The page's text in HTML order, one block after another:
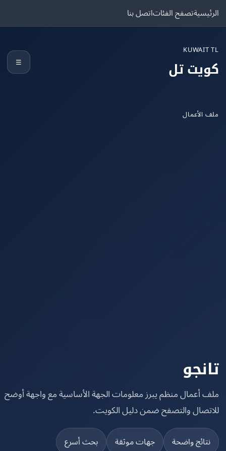
تصفح الفئاتاتصل بنا
تل
منظم يبرز معلومات الجهة الأساسية مع واجهة أوضح
والتصفح ضمن دليل الكويت.
واضحة جهات موثقة بحث أسرع